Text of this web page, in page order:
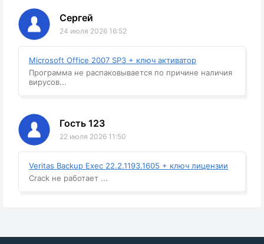
Сергей
24 июля 2026 16:52
Microsoft Office 2007 SP3 + ключ активатор
Программа не распаковывается по причине наличия
вирусов...
Гость 123
22 июля 2026 11:50
Veritas Backup Exec 22.2.1193.1605 + ключ лицензии
Crack не работает ...